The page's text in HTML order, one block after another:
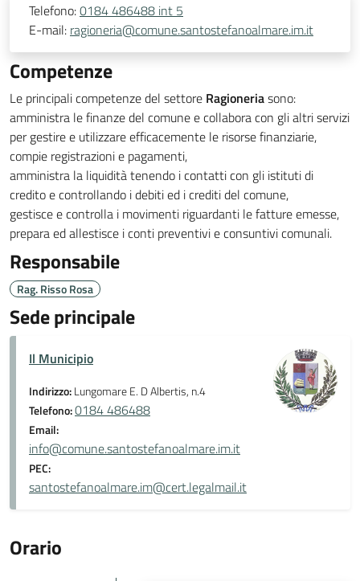
Telefono:0184 486488 int 5
E-mail: ragioneria@comune.santostefanoalmare.im.it
Competenze
Le principali competenze del settore Ragioneriasono:
amministra le finanze del comune e collabora con gli altri servizi
per gestire e utilizzare efficacemente le risorse finanziarie,
compie registrazioni e pagamenti,
amministra la liquidità tenendo i contatti con gli istituti di
credito e controllando i debiti ed i crediti del comune,
gestisce e controlla i movimenti riguardanti le fatture emesse,
prepara ed allestisce i conti preventivi e consuntivi comunali.
Responsabile
Rag. Risso Rosa
Sede principale
Il Municipio
Indirizzo:Lungomare E. D Albertis, n.4
Telefono:0184 486488
Email:
info@comune.santostefanoalmare.im.it
PEC:
santostefanoalmare.im@cert.legalmail.it
Orario